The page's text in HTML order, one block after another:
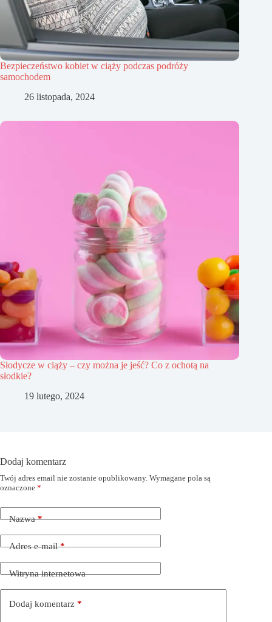
Bezpieczeństwo kobiet w ciąży podczas podróży
samochodem
26 listopada, 2024
Słodycze w ciąży – czy można je jeść? Co z ochotą na
słodkie?
19 lutego, 2024
Dodaj komentarz
Twój adres email nie zostanie opublikowany. Wymagane pola są
oznaczone *
Nazwa*
Adres e-mail*
Witryna internetowa
Dodaj komentarz *